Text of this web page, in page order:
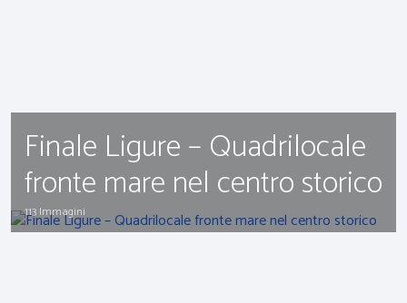
Finale Ligure – Quadrilocale
fronte mare nel centro storico
113 Immagini